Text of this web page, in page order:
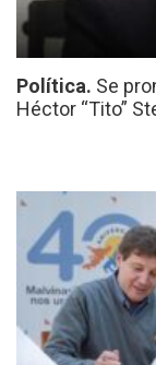
Política. Se
Héctor “Tito”